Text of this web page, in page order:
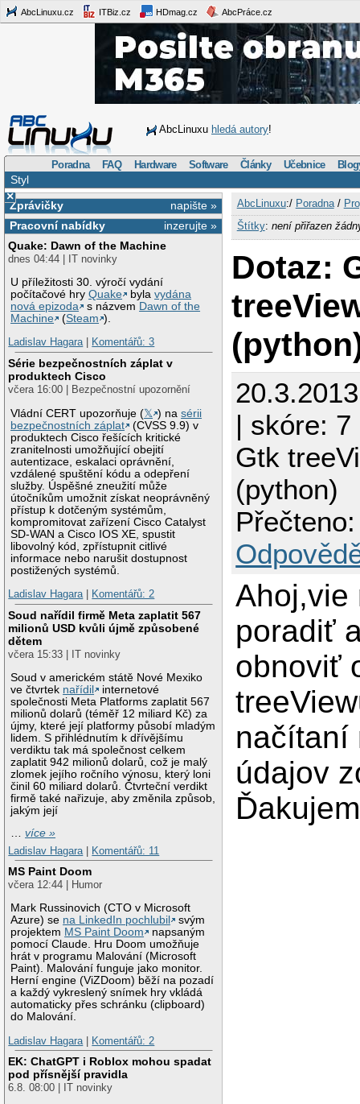
AbcLinuxu.cz ITBiz.cz HDmag.cz AbcPráce.cz
AbcLinuxu hledá autory!
Poradna FAQ Hardware Software Články Učebnice
Styl
×
napište »
Zprávičky
inzerujte »
Pracovní nabídky
Quake: Dawn of the Machine
dnes 04:44 | IT novinky
U příležitosti 30. výročí vydání
počítačové hryQuake bylavydána
nová epizoda
s názvem Dawn of the
Machine
(Steam ).
Ladislav Hagara| Komentářů: 3
Série bezpečnostních záplat v
produktech Cisco
včera 16:00 | Bezpečnostní upozornění
Vládní CERT upozorňuje (𝕏 ) nasérii
bezpečnostních záplat
(CVSS 9.9) v
produktech Cisco řešících kritické
zranitelnosti umožňující obejití
autentizace, eskalaci oprávnění,
vzdálené spuštění kódu a odepření
služby. Úspěšné zneužití může
útočníkům umožnit získat neoprávněný
přístup k dotčeným systémům,
kompromitovat zařízení Cisco Catalyst
SD-WAN a Cisco IOS XE, spustit
libovolný kód, zpřístupnit citlivé
informace nebo narušit dostupnost
postižených systémů.
Ladislav Hagara| Komentářů: 2
Soud nařídil firmě Meta zaplatit 567
milionů USD kvůli újmě způsobené
dětem
včera 15:33 | IT novinky
Soud v americkém státě Nové Mexiko
ve čtvrtek nařídil
internetové
společnosti Meta Platforms zaplatit 567
milionů dolarů (téměř 12 miliard Kč) za
újmy, které její platformy působí mladým
lidem. S přihlédnutím k dřívějšímu
verdiktu tak má společnost celkem
zaplatit 942 milionů dolarů, což je malý
zlomek jejího ročního výnosu, který loni
činil 60 miliard dolarů. Čtvrteční verdikt
firmě také nařizuje, aby změnila způsob,
jakým její
…více »
Ladislav Hagara
Komentářů: 11
MS Paint Doom
včera 12:44 | Humor
Mark Russinovich (CTO v Microsoft
Azure) se na LinkedIn pochlubil
svým
projektem MS Paint Doom
napsaným
pomocí Claude. Hru Doom umožňuje
hrát v programu Malování (Microsoft
Paint). Malování funguje jako monitor.
Herní engine (ViZDoom) běží na pozadí
a každý vykreslený snímek hry vkládá
automaticky přes schránku (clipboard)
do Malování.
Ladislav Hagara
Komentářů: 2
EK: ChatGPT i Roblox mohou spadat
pod přísnější pravidla
6.8. 08:00 | IT novinky
AbcLinuxu:/ Poradna/
Štítky: není přiřazen
Dotaz:
| skóre: 7
Gtk
(python)
Ahoj,vie
poradiť
obnoviť
načítaní
údajov
Ďakujem